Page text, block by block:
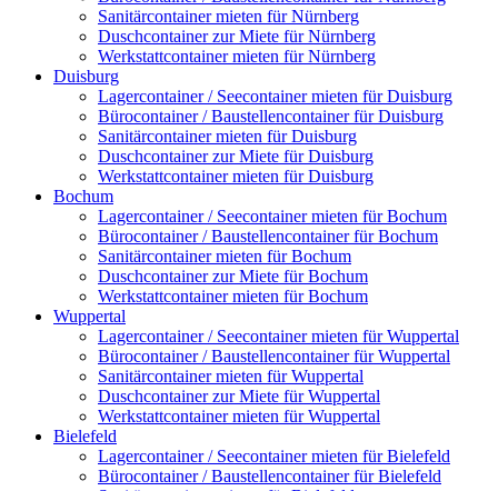
Sanitärcontainer mieten für Nürnberg
Duschcontainer zur Miete für Nürnberg
Werkstattcontainer mieten für Nürnberg
Duisburg
Lagercontainer / Seecontainer mieten für Duisburg
Bürocontainer / Baustellencontainer für Duisburg
Sanitärcontainer mieten für Duisburg
Duschcontainer zur Miete für Duisburg
Werkstattcontainer mieten für Duisburg
Bochum
Lagercontainer / Seecontainer mieten für Bochum
Bürocontainer / Baustellencontainer für Bochum
Sanitärcontainer mieten für Bochum
Duschcontainer zur Miete für Bochum
Werkstattcontainer mieten für Bochum
Wuppertal
Lagercontainer / Seecontainer mieten für Wuppertal
Bürocontainer / Baustellencontainer für Wuppertal
Sanitärcontainer mieten für Wuppertal
Duschcontainer zur Miete für Wuppertal
Werkstattcontainer mieten für Wuppertal
Bielefeld
Lagercontainer / Seecontainer mieten für Bielefeld
Bürocontainer / Baustellencontainer für Bielefeld